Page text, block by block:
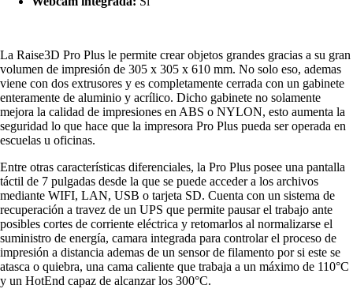
La Raise3D Pro Plus le permite crear objetos grandes gracias a su gran
volumen de impresión de 305 x 305 x 610 mm. No solo eso, ademas
viene con dos extrusores y es completamente cerrada con un gabinete
enteramente de aluminio y acrílico. Dicho gabinete no solamente
mejora la calidad de impresiones en ABS o NYLON, esto aumenta la
seguridad lo que hace que la impresora Pro Plus pueda ser operada en
escuelas u oficinas.
Entre otras características diferenciales, la Pro Plus posee una pantalla
táctil de 7 pulgadas desde la que se puede acceder a los archivos
mediante WIFI, LAN, USB o tarjeta SD. Cuenta con un sistema de
recuperación a travez de un UPS que permite pausar el trabajo ante
posibles cortes de corriente eléctrica y retomarlos al normalizarse el
suministro de energía, camara integrada para controlar el proceso de
impresión a distancia ademas de un sensor de filamento por si este se
atasca o quiebra, una cama caliente que trabaja a un máximo de 110°C
y un HotEnd capaz de alcanzar los 300°C.